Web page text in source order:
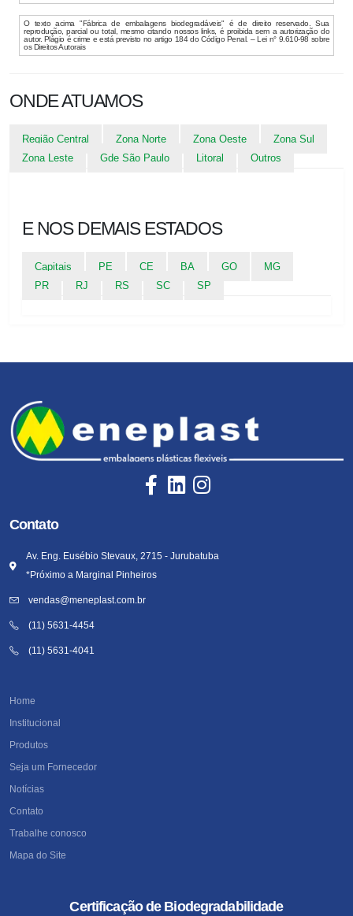
O texto acima "Fábrica de embalagens biodegradáveis" é de direito reservado. Sua
reprodução, parcial ou total, mesmo citando nossos links, é proibida sem a autorização do
autor. Plágio é crime e está previsto no artigo 184 do Código Penal. – Lei n° 9.610-98 sobre
os Direitos Autorais
ONDE ATUAMOS
Região Central Zona Norte Zona Oeste
Zona Sul
Zona Leste
Gde São Paulo Litoral Outros
E NOS DEMAIS ESTADOS
Capitais PE CE BA GO
MG
PR
RJ RS SC SP
Contato
Av. Eng. Eusébio Stevaux, 2715 - Jurubatuba
*Próximo a Marginal Pinheiros
vendas@meneplast.com.br
(11) 5631-4454
(11) 5631-4041
Home
Institucional
Produtos
Seja um Fornecedor
Notícias
Contato
Trabalhe conosco
Mapa do Site
Certificação de Biodegradabilidade